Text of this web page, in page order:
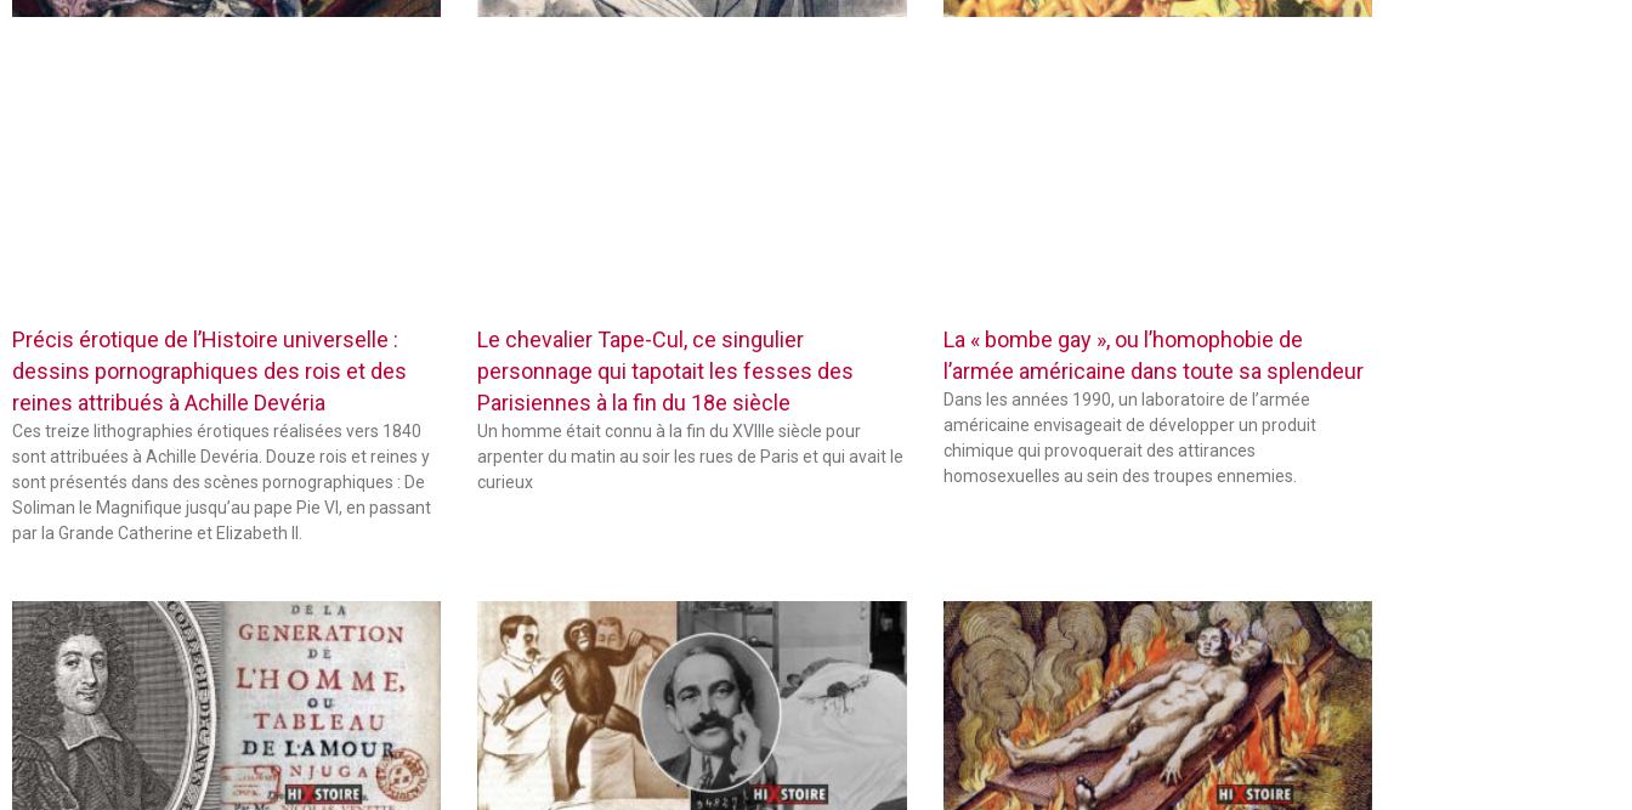
Précis érotique de l’Histoire universelle :
dessins pornographiques des rois et des
reines attribués à Achille Devéria
Ces treize lithographies érotiques réalisées vers 1840
sont attribuées à Achille Devéria. Douze rois et reines y
sont présentés dans des scènes pornographiques : De
Soliman le Magnifique jusqu’au pape Pie VI, en passant
par la Grande Catherine et Elizabeth II.
Le chevalier Tape-Cul, ce singulier
personnage qui tapotait les fesses des
Parisiennes à la fin du 18e siècle
Un homme était connu à la fin du XVIIIe siècle pour
arpenter du matin au soir les rues de Paris et qui avait le
curieux
La « bombe gay », ou l’homophobie de
l’armée américaine dans toute sa splendeur
Dans les années 1990, un laboratoire de l’armée
américaine envisageait de développer un produit
chimique qui provoquerait des attirances
homosexuelles au sein des troupes ennemies.